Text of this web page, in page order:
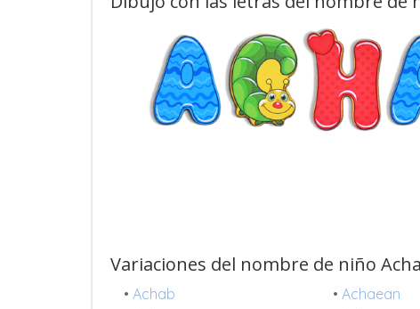
Variaciones del nombre de niño
• Achab •Achaean